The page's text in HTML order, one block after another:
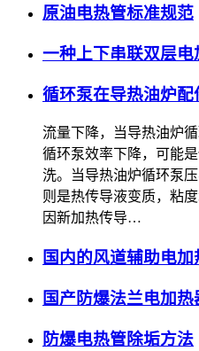
原油电热管标准规范
一种上下串联双层电
循环泵在导热油炉配
流量下降，当导热油炉
循环泵效率下降，可能
洗。当导热油炉循环泵
则是热传导液变质，粘
因新加热传导…
国内的风道辅助电加
国产防爆法兰电加热
防爆电热管除垢方法